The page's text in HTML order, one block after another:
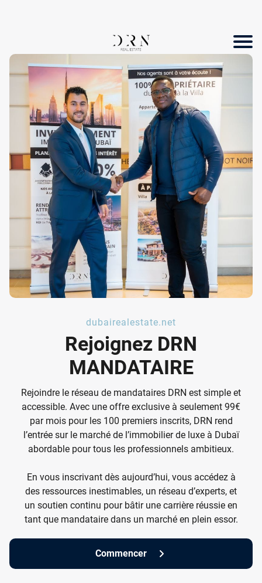
dubairealestate.net
Rejoignez DRN
MANDATAIRE
Rejoindre le réseau de mandataires DRN est simple et
accessible. Avec une offre exclusive à seulement 99€
par mois pour les 100 premiers inscrits, DRN rend
l’entrée sur le marché de l’immobilier de luxe à Dubaï
abordable pour tous les professionnels ambitieux.
En vous inscrivant dès aujourd’hui, vous accédez à
des ressources inestimables, un réseau d’experts, et
un soutien continu pour bâtir une carrière réussie en
tant que mandataire dans un marché en plein essor.
Commencer